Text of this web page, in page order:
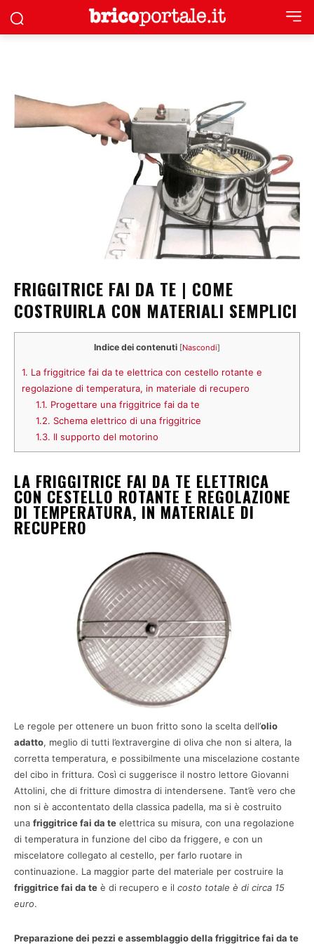
FRIGGITRICE FAI DA TE | COME
COSTRUIRLA CON MATERIALI SEMPLICI
Indice dei contenuti [Nascondi]
1. La friggitrice fai da te elettrica con cestello rotante e
regolazione di temperatura, in materiale di recupero
1.1. Progettare una friggitrice fai da te
1.2. Schema elettrico di una friggitrice
1.3. Il supporto del motorino
LA FRIGGITRICE FAI DA TE ELETTRICA
CON CESTELLO ROTANTE E REGOLAZIONE
DI TEMPERATURA, IN MATERIALE DI
RECUPERO
Le regole per ottenere un buon fritto sono la scelta dell’olio
adatto, meglio di tutti l’extravergine di oliva che non si altera, la
corretta temperatura, e possibilmente una miscelazione costante
del cibo in frittura. Così ci suggerisce il nostro lettore Giovanni
Attolini, che di fritture dimostra di intendersene. Tant’è vero che
non si è accontentato della classica padella, ma si è costruito
una friggitrice fai da te elettrica su misura, con una regolazione
di temperatura in funzione del cibo da friggere, e con un
miscelatore collegato al cestello, per farlo ruotare in
continuazione. La maggior parte del materiale per costruire la
friggitrice fai da te è di recupero e il costo totale è di circa 15
euro.
Preparazione dei pezzi e assemblaggio della friggitrice fai da te